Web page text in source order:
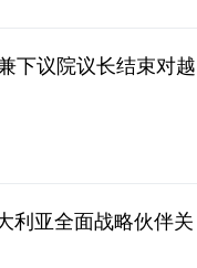
下议院议长结束对越
利亚全面战略伙伴关